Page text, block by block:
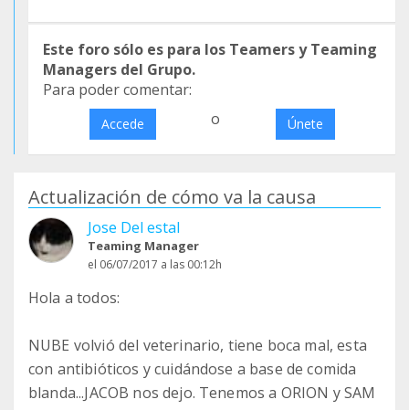
Este foro sólo es para los Teamers y Teaming
Managers del Grupo.
Para poder comentar:
Accede o Únete
Actualización de cómo va la causa
Jose Del estal
Teaming Manager
el 06/07/2017 a las 00:12h
Hola a todos:
NUBE volvió del veterinario, tiene boca mal, esta
con antibióticos y cuidándose a base de comida
blanda...JACOB nos dejo. Tenemos a ORION y SAM